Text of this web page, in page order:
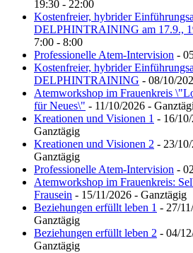
19:30 - 22:00
Kostenfreier, hybrider
DELPHINTRAINING am 17.9.,
7:00 - 8:00
Professionelle Atem-Intervision -
Kostenfreier, hybrider
DELPHINTRAINING - 08/10/
Atemworkshop im Frauenkreis
für Neues\" - 11/10/2026 -
Kreationen und Visionen 1 - 16/
Ganztägig
Kreationen und Visionen 2 - 23/
Ganztägig
Professionelle Atem-Intervision -
Atemworkshop im Frauenkreis:
Frausein - 15/11/2026 - Ganztägig
Beziehungen erfüllt leben 1 - 27/
Ganztägig
Beziehungen erfüllt leben 2 - 04/
Ganztägig